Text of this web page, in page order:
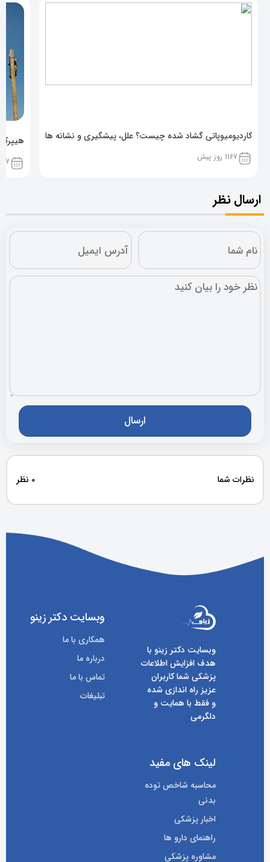
کاردیومیوپاتی گشاد شده چیست؟ علل، پیشگیری و نشانه ها
1167 روز پیش 1167
ارسال نظر
نظرات شما 0 نظر
وبسایت دکتر زینو با
هدف افزایش اطلاعات
پزشکی شما کاربران
عزیز راه اندازی شده
و فقط با همایت و
دلگرمی
وبسایت دکتر زینو
همکاری با ما
درباره ما
تماس با ما
تبلیغات
لینک های مفید
محاسبه شاخص توده
بدنی
اخبار پزشکی
راهنمای دارو ها
مشاوره پزشکی